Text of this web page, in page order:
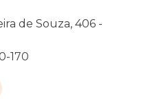
de Souza, 406 -
170